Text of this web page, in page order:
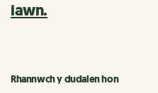
iawn.
Rhannwch y dudalen hon